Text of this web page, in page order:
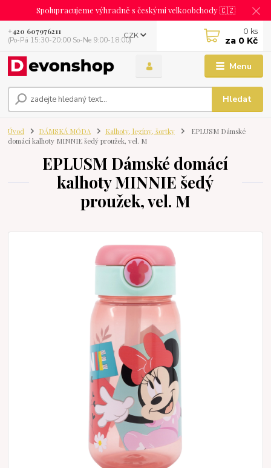
Spolupracujeme výhradně s českými velkoobchody 🇨🇿
Menu
CZK
Hledat
+420 607976211
(Po-Pá 15:30-20:00 So-Ne 9:00-18:00)
0 ks
za 0 Kč
Úvod DÁMSKÁ MÓDA Kalhoty, legíny, šortky
EPLUSM Dámské
domácí kalhoty MINNIE šedý proužek, vel. M
EPLUSM Dámské domácí
kalhoty MINNIE šedý
proužek, vel. M